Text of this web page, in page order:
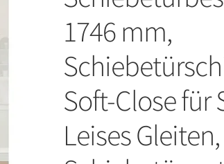
1746 mm,
Soft-Close für
Leises Gleiten,